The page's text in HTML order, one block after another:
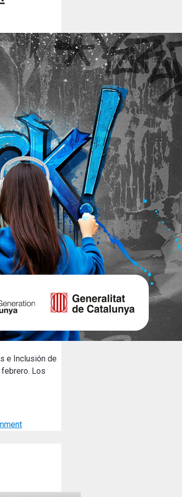
e Inclusión de
febrero. Los